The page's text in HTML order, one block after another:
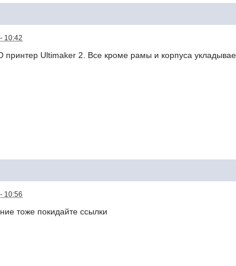
10:42
Ultimaker 2. Все кроме рамы и корпуса
10:56
тоже покидайте ссылки